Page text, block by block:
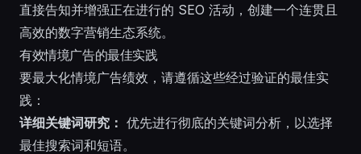
直接告知并增强正在进行的 SEO 活动，创建一个连贯且
高效的数字营销生态系统。
有效情境广告的最佳实践
要最大化情境广告绩效，请遵循这些经过验证的最佳实
践：
详细关键词研究： 优先进行彻底的关键词分析，以选择
最佳搜索词和短语。